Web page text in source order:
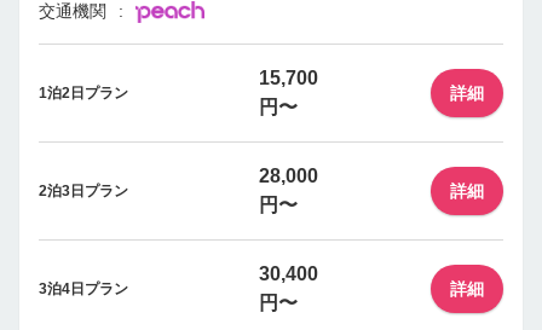
交通機関
1泊2日プラン
15,700
円〜
詳細
2泊3日プラン
28,000
円〜
詳細
3泊4日プラン
30,400
円〜
詳細